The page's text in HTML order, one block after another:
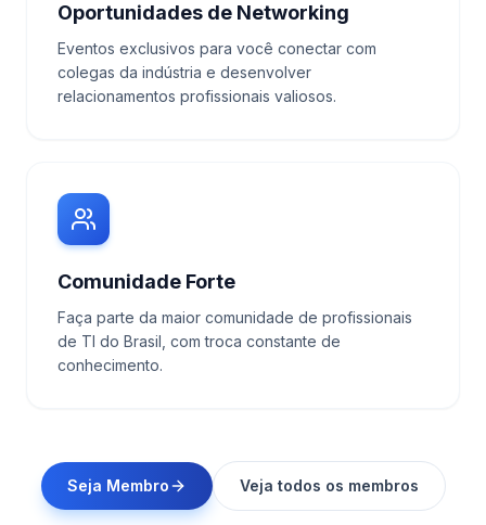
Oportunidades de Networking
Eventos exclusivos para você conectar com
colegas da indústria e desenvolver
relacionamentos profissionais valiosos.
Comunidade Forte
Faça parte da maior comunidade de profissionais
de TI do Brasil, com troca constante de
conhecimento.
Seja Membro Veja todos os membros